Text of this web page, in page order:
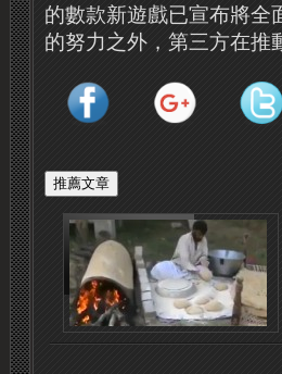
的數款新遊戲已宣布將全
的努力之外，第三方在推